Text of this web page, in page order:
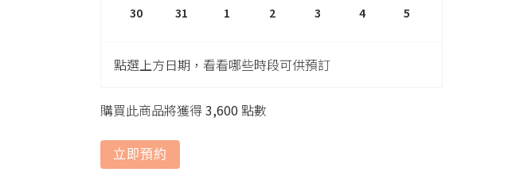
30
31 1 2 3 4 5
點選上方日期，看看哪些時段可供預訂
購買此商品將獲得3,600 點數
立即預約